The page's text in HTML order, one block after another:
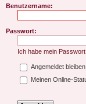
Benutzername:
Passwort:
Ich habe mein
Angemeldet bleiben
Meinen Online-